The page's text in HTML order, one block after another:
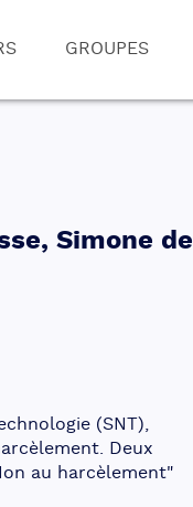
GROUPES
Simone de
(SNT),
Deux
au harcèlement"